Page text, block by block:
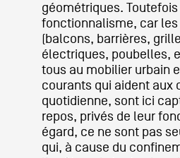
géométriques. Toutefois
fonctionnalisme, car
(balcons, barrières,
électriques, poubelles,
tous au mobilier urbain
courants qui aident aux
quotidienne, sont ici
repos, privés de leur
égard, ce ne sont pas
qui, à cause du